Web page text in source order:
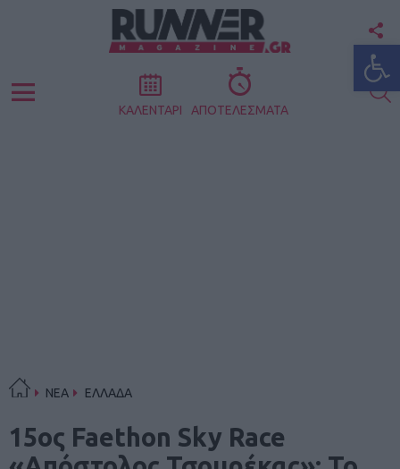
Menu ΚΑΛΕΝΤΑΡΙ ΑΠΟΤΕΛΕΣΜΑΤΑ
ΝΕΑ ΕΛΛΑΔΑ
15ος Faethon Sky Race